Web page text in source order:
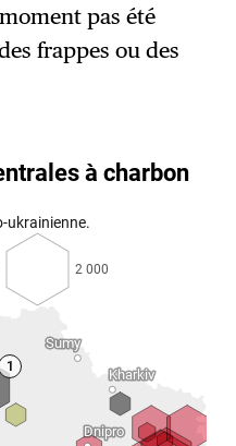
pas été
frappes ou des